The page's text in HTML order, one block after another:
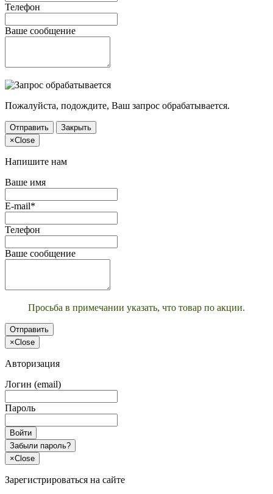
Телефон
Ваше сообщение
Пожалуйста, подождите, Ваш запрос обрабатывается.
Отправить
Закрыть
×Close
Напишите нам
Ваше имя
E-mail*
Телефон
Ваше сообщение
Просьба в примечании указать, что товар по акции.
Отправить
×Close
Авторизация
Логин (email)
Пароль
Войти
Забыли пароль?
×Close
Зарегистрироваться на сайте